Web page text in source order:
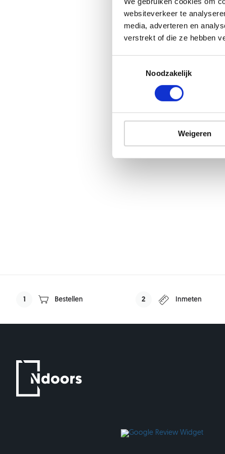
websiteverkeer te
media, adverteren en
verstrekt of die ze hebben
Noodzakelijk
Weigeren
1 Bestellen 2 Inmeten